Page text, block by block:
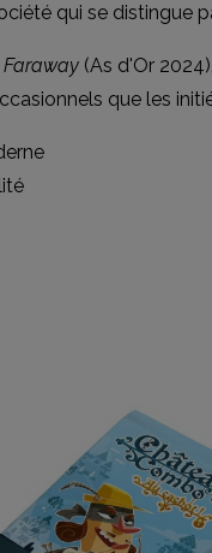
qui se distingue
Faraway (As d'Or 2024),
que les